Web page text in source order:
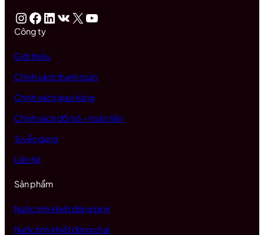
InstagramFacebook LinkedIn VK X Youtube
Công ty
Giới thiệu
Chính sách thanh toán
Chính sách giao hàng
Chính sách đổi trả – hoàn tiền
Tuyển dụng
Liên hệ
Sản phẩm
Nước tinh khiết đóng bình
Nước tinh khiết đóng chai